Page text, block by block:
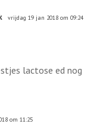
vrijdag 19 jan 2018 om 09:24
lactose ed nog
om 11:25